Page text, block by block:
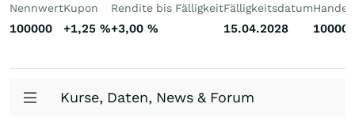
Nennwert
100000
Kupon
+1,25 %
Rendite bis Fälligkeit
+3,00 %
Fälligkeitsdatum
15.04.2028 100000
Kurse, Daten, News & Forum